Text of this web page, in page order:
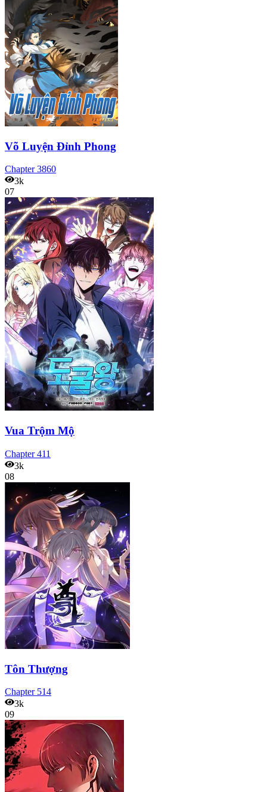
Võ Luyện Đỉnh Phong
Chapter3860
3k
07
Vua Trộm Mộ
Chapter411
3k
08
Tôn Thượng
Chapter 514
3k
09